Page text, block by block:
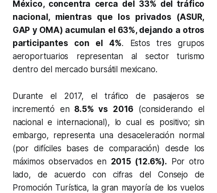
México, concentra cerca del 33% del tráfico
nacional, mientras que los privados (ASUR,
GAP y OMA) acumulan el 63%, dejando a otros
participantes con el 4%. Estos tres grupos
aeroportuarios representan al sector turismo
dentro del mercado bursátil mexicano.
Durante el 2017, el tráfico de pasajeros se
incrementó en8.5% vs 2016 (considerando el
nacional e internacional), lo cual es positivo; sin
embargo, representa una desaceleración normal
(por difíciles bases de comparación) desde los
máximos observados en 2015 (12.6%). Por otro
lado, de acuerdo con cifras del Consejo de
Promoción Turística, la gran mayoría de los vuelos